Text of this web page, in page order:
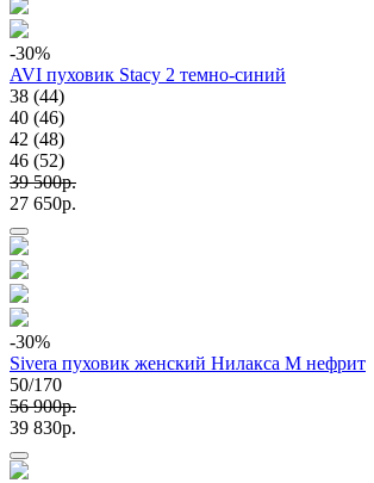
-30%
AVI пуховик Stacy 2 темно-синий
38 (44)
40 (46)
42 (48)
46 (52)
39 500p.
27 650p.
-30%
Sivera пуховик женский Нилакса М нефрит
50/170
56 900p.
39 830p.